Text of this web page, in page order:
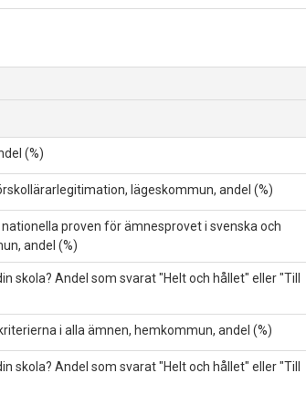
(%)
lägeskommun, andel (%)
proven för ämnesprovet i svenska och
andel (%)
skola? Andel som svarat "Helt och hållet" eller "Till
i alla ämnen, hemkommun, andel (%)
skola? Andel som svarat "Helt och hållet" eller "Till